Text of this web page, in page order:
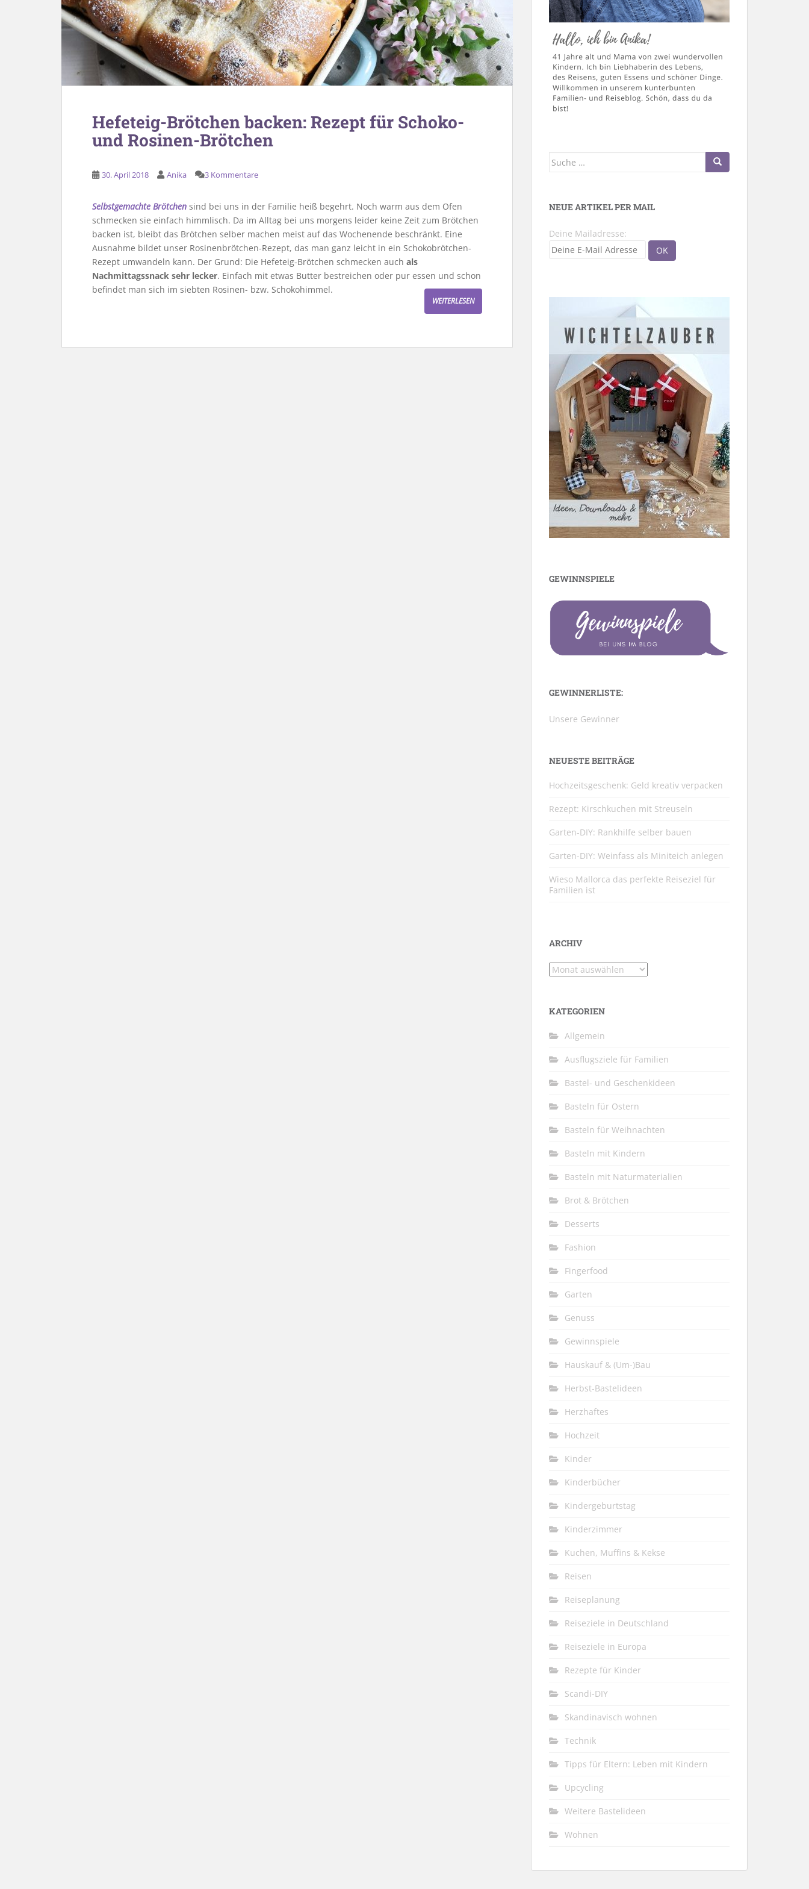
Hefeteig-Brötchen backen: Rezept für Schoko-
und Rosinen-Brötchen
30. April 2018 Anika 3 Kommentare
Selbstgemachte Brötchen sind bei uns in der Familie heiß begehrt. Noch warm aus dem Ofen
schmecken sie einfach himmlisch. Da im Alltag bei uns morgens leider keine Zeit zum Brötchen
backen ist, bleibt das Brötchen selber machen meist auf das Wochenende beschränkt. Eine
Ausnahme bildet unser Rosinenbrötchen-Rezept, das man ganz leicht in ein Schokobrötchen-
Rezept umwandeln kann. Der Grund: Die Hefeteig-Brötchen schmecken auch als
Nachmittagssnack sehr lecker. Einfach mit etwas Butter bestreichen oder pur essen und schon
befindet man sich im siebten Rosinen- bzw. Schokohimmel.
WEITERLESEN
Suche
NEUE ARTIKEL PER MAIL
Deine Mailadresse:
GEWINNSPIELE
GEWINNERLISTE:
Unsere Gewinner
NEUESTE BEITRÄGE
Hochzeitsgeschenk: Geld kreativ verpacken
Rezept: Kirschkuchen mit Streuseln
Garten-DIY: Rankhilfe selber bauen
Garten-DIY: Weinfass als Miniteich anlegen
Wieso Mallorca das perfekte Reiseziel für
Familien ist
ARCHIV
Archiv
KATEGORIEN
Allgemein
Ausflugsziele für Familien
Bastel- und Geschenkideen
Basteln für Ostern
Basteln für Weihnachten
Basteln mit Kindern
Basteln mit Naturmaterialien
Brot & Brötchen
Desserts
Fashion
Fingerfood
Garten
Genuss
Gewinnspiele
Hauskauf & (Um-)Bau
Herbst-Bastelideen
Herzhaftes
Hochzeit
Kinder
Kinderbücher
Kindergeburtstag
Kinderzimmer
Kuchen, Muffins & Kekse
Reisen
Reiseplanung
Reiseziele in Deutschland
Reiseziele in Europa
Rezepte für Kinder
Scandi-DIY
Skandinavisch wohnen
Technik
Tipps für Eltern: Leben mit Kindern
Upcycling
Weitere Bastelideen
Wohnen